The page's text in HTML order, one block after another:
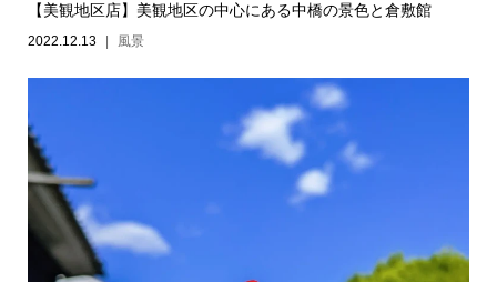
【美観地区店】美観地区の中心にある中橋の景色と倉敷館
2022.12.13 風景